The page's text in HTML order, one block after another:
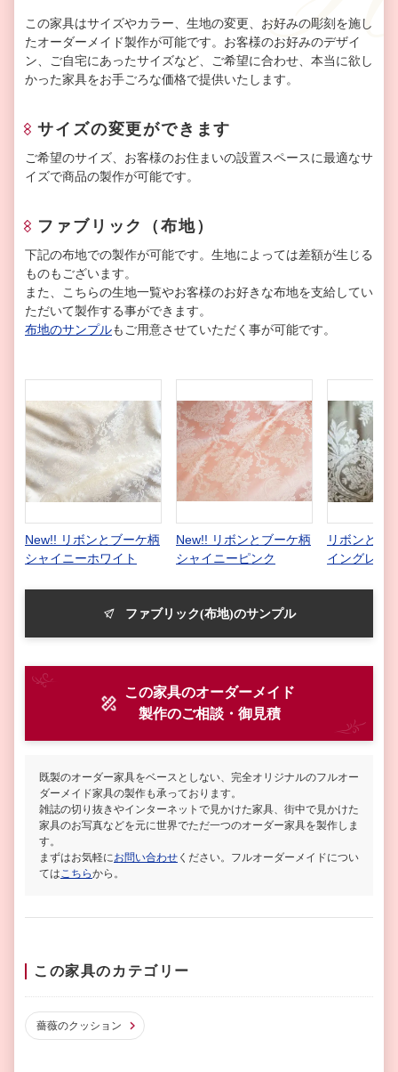
この家具はサイズやカラー、生地の変更、お好みの彫刻を施し
たオーダーメイド製作が可能です。お客様のお好みのデザイ
ン、ご自宅にあったサイズなど、ご希望に合わせ、本当に欲し
かった家具をお手ごろな価格で提供いたします。
サイズの変更ができます
ご希望のサイズ、お客様のお住まいの設置スペースに最適なサ
イズで商品の製作が可能です。
ファブリック（布地）
下記の布地での製作が可能です。生地によっては差額が生じる
ものもございます。
また、こちらの生地一覧やお客様のお好きな布地を支給してい
ただいて製作する事ができます。
布地のサンプルもご用意させていただく事が可能です。
New!! リボンとブーケ柄
シャイニーホワイト
New!! リボンとブーケ柄
シャイニーピンク
リボンとブ
イングレー
ファブリック(布地)のサンプル
この家具のオーダーメイド
製作のご相談・御見積
既製のオーダー家具をベースとしない、完全オリジナルのフルオー
ダーメイド家具の製作も承っております。
雑誌の切り抜きやインターネットで見かけた家具、街中で見かけた
家具のお写真などを元に世界でただ一つのオーダー家具を製作しま
す。
まずはお気軽にお問い合わせ ください。フルオーダーメイドについ
ては こちらから。
この家具のカテゴリー
薔薇のクッション